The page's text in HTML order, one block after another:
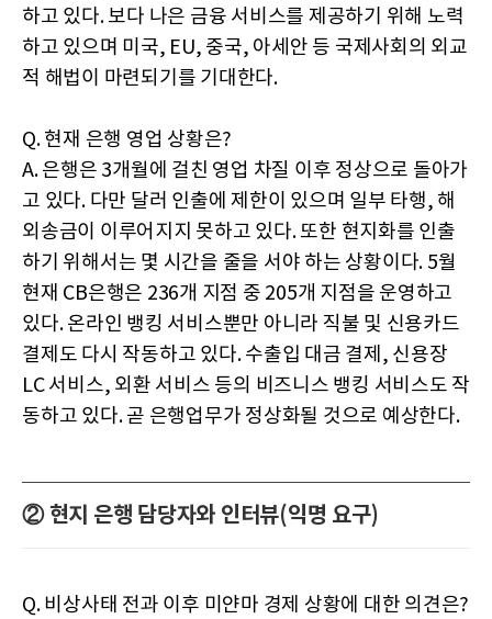
하고 있다. 보다 나은 금융 서비스를 제공하기 위해 노력
하고 있으며 미국, EU, 중국, 아세안 등 국제사회의 외교
적 해법이 마련되기를 기대한다.
Q. 현재 은행 영업 상황은?
A. 은행은 3개월에 걸친 영업 차질 이후 정상으로 돌아가
고 있다. 다만 달러 인출에 제한이 있으며 일부 타행, 해
외송금이 이루어지지 못하고 있다. 또한 현지화를 인출
하기 위해서는 몇 시간을 줄을 서야 하는 상황이다. 5월
현재 CB은행은 236개 지점 중 205개 지점을 운영하고
있다. 온라인 뱅킹 서비스뿐만 아니라 직불 및 신용카드
결제도 다시 작동하고 있다. 수출입 대금 결제, 신용장
LC 서비스, 외환 서비스 등의 비즈니스 뱅킹 서비스도 작
동하고 있다. 곧 은행업무가 정상화될 것으로 예상한다.
② 현지 은행 담당자와 인터뷰(익명 요구)
Q. 비상사태 전과 이후 미얀마 경제 상황에 대한 의견은?